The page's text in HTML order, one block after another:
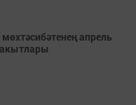
апрель